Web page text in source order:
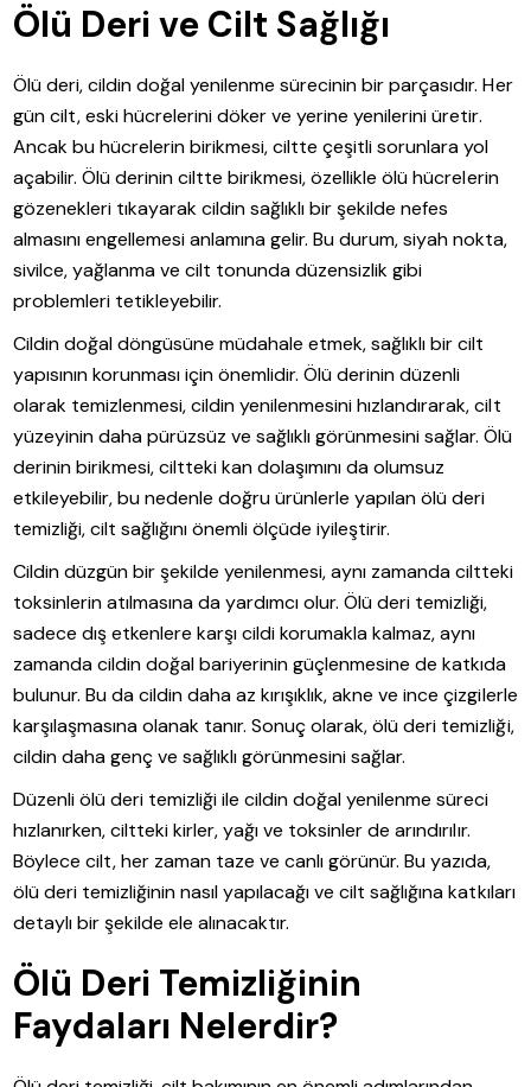
Ölü Deri ve Cilt Sağlığı
Ölü deri, cildin doğal yenilenme sürecinin bir parçasıdır. Her
gün cilt, eski hücrelerini döker ve yerine yenilerini üretir.
Ancak bu hücrelerin birikmesi, ciltte çeşitli sorunlara yol
açabilir. Ölü derinin ciltte birikmesi, özellikle ölü hücrelerin
gözenekleri tıkayarak cildin sağlıklı bir şekilde nefes
almasını engellemesi anlamına gelir. Bu durum, siyah nokta,
sivilce, yağlanma ve cilt tonunda düzensizlik gibi
problemleri tetikleyebilir.
Cildin doğal döngüsüne müdahale etmek, sağlıklı bir cilt
yapısının korunması için önemlidir. Ölü derinin düzenli
olarak temizlenmesi, cildin yenilenmesini hızlandırarak, cilt
yüzeyinin daha pürüzsüz ve sağlıklı görünmesini sağlar. Ölü
derinin birikmesi, ciltteki kan dolaşımını da olumsuz
etkileyebilir, bu nedenle doğru ürünlerle yapılan ölü deri
temizliği, cilt sağlığını önemli ölçüde iyileştirir.
Cildin düzgün bir şekilde yenilenmesi, aynı zamanda ciltteki
toksinlerin atılmasına da yardımcı olur. Ölü deri temizliği,
sadece dış etkenlere karşı cildi korumakla kalmaz, aynı
zamanda cildin doğal bariyerinin güçlenmesine de katkıda
bulunur. Bu da cildin daha az kırışıklık, akne ve ince çizgilerle
karşılaşmasına olanak tanır. Sonuç olarak, ölü deri temizliği,
cildin daha genç ve sağlıklı görünmesini sağlar.
Düzenli ölü deri temizliği ile cildin doğal yenilenme süreci
hızlanırken, ciltteki kirler, yağı ve toksinler de arındırılır.
Böylece cilt, her zaman taze ve canlı görünür. Bu yazıda,
ölü deri temizliğinin nasıl yapılacağı ve cilt sağlığına katkıları
detaylı bir şekilde ele alınacaktır.
Ölü Deri Temizliğinin
Faydaları Nelerdir?